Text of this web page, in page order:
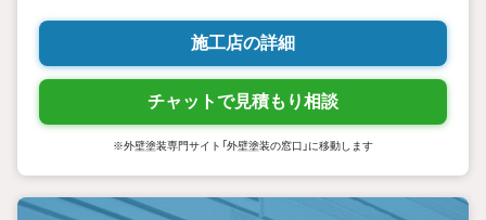
施工店の詳細
チャットで見積もり相談
※外壁塗装専門サイト「外壁塗装の窓口」に移動します